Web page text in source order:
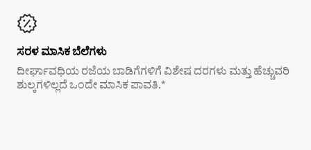
ಸರಳ ಮಾಸಿಕ ಬೆಲೆಗಳು
ದೀರ್ಘಾವಧಿಯ ರಜೆಯ ಬಾಡಿಗೆಗಳಿಗೆ ವಿಶೇಷ ದರಗಳು ಮತ್ತು ಹೆಚ್ಚುವರಿ
ಶುಲ್ಕಗಳಿಲ್ಲದೆ ಒಂದೇ ಮಾಸಿಕ ಪಾವತಿ.*